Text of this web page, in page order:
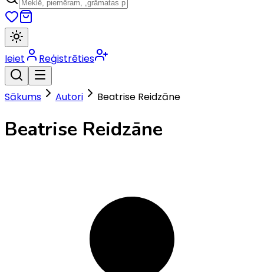
Ieiet Reģistrēties
Sākums Autori Beatrise Reidzāne
Beatrise Reidzāne